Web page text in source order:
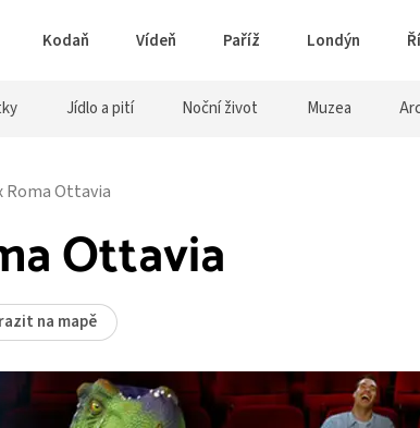
Kodaň Vídeň Paříž Londýn
Jídlo a pití Noční život Muzea
Roma Ottavia
Ottavia
na mapě